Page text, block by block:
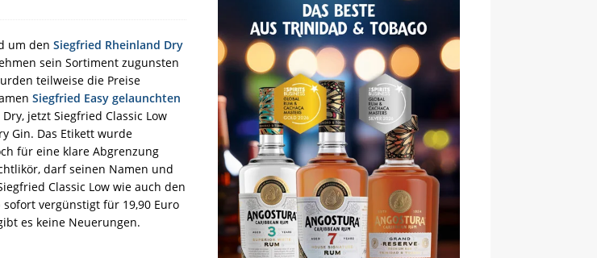
um den Siegfried Rheinland Dry
sein Sortiment zugunsten
teilweise die Preise
Siegfried Easy gelaunchten
jetzt Siegfried Classic Low
Gin. Das Etikett wurde
für eine klare Abgrenzung
darf seinen Namen und
Classic Low wie auch den
vergünstigt für 19,90 Euro
es keine Neuerungen.